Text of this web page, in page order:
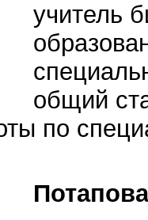
учитель
общий
по